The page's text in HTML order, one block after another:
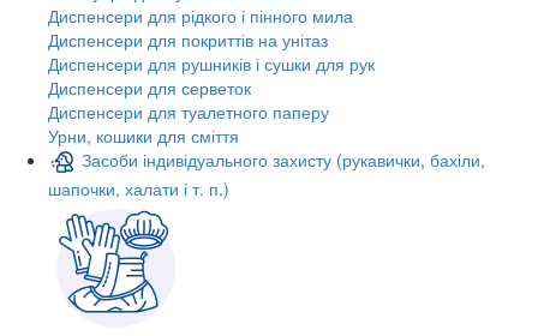
Диспенсери для рідкого і пінного мила
Диспенсери для покриттів на унітаз
Диспенсери для рушників і сушки для рук
Диспенсери для серветок
Диспенсери для туалетного паперу
Урни, кошики для сміття
Засоби індивідуального захисту (рукавички, бахіли,
шапочки, халати і т. п.)